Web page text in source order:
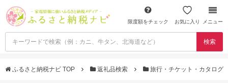
限度額をチェック お気に入り メニュー
検索
ふるさと納税ナビ TOP 返礼品検索 旅行・チケット・カタログ